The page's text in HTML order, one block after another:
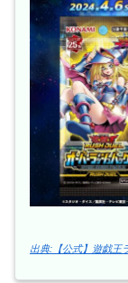
出典:【公式】遊戯王